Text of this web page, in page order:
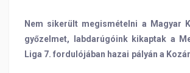
Nem sikerült megismételni a Magyar
győzelmet, labdarúgóink kikaptak a
Liga 7. fordulójában hazai pályán a